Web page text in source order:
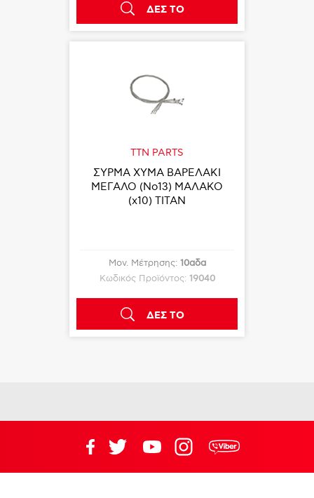
ΔΕΣ ΤΟ
TTN PARTS
ΣΥΡΜΑ ΧΥΜΑ ΒΑΡΕΛΑΚΙ
ΜΕΓΑΛΟ (Νο13) ΜΑΛΑΚΟ
(x10) TITAN
Μον. Μέτρησης: 10αδα
Κωδικός Προϊόντος: 19040
ΔΕΣ ΤΟ